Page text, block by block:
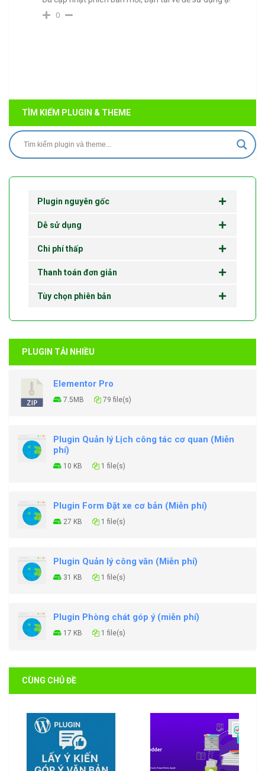
0
TÌM KIẾM PLUGIN & THEME
Plugin nguyên gốc
Dễ sử dụng
Chi phí thấp
Thanh toán đơn giản
Tùy chọn phiên bản
PLUGIN TẢI NHIỀU
Elementor Pro
7.5MB 79 file(s)
Plugin Quản lý Lịch công tác cơ quan (Miễn
phí)
10 KB 1 file(s)
Plugin Form Đặt xe cơ bản (Miễn phí)
27 KB 1 file(s)
Plugin Quản lý công văn (Miễn phí)
31 KB 1 file(s)
Plugin Phòng chát góp ý (miễn phí)
17 KB 1 file(s)
CÙNG CHỦ ĐỀ